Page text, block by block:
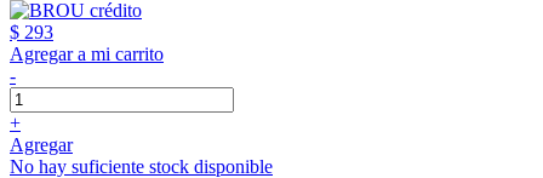
$ 293
Agregar a mi carrito
-
+
Agregar
No hay suficiente stock disponible